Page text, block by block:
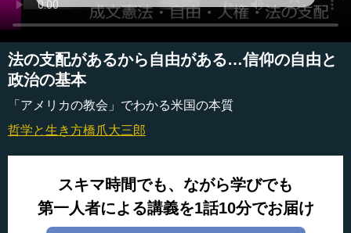
法の支配があるから自由がある…信仰の自由と
政治の基本
「アメリカの教会」でわかる米国の本質
哲学と生き方橋爪大三郎
スキマ時間でも、ながら学びでも
第一人者による講義を1話10分でお届け